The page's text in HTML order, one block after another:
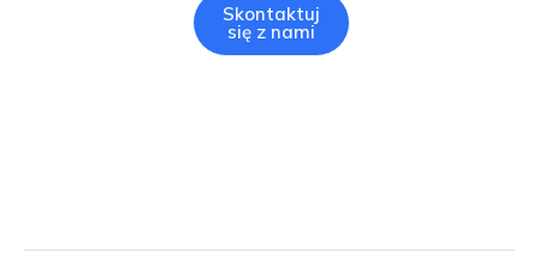
Skontaktuj
się z nami